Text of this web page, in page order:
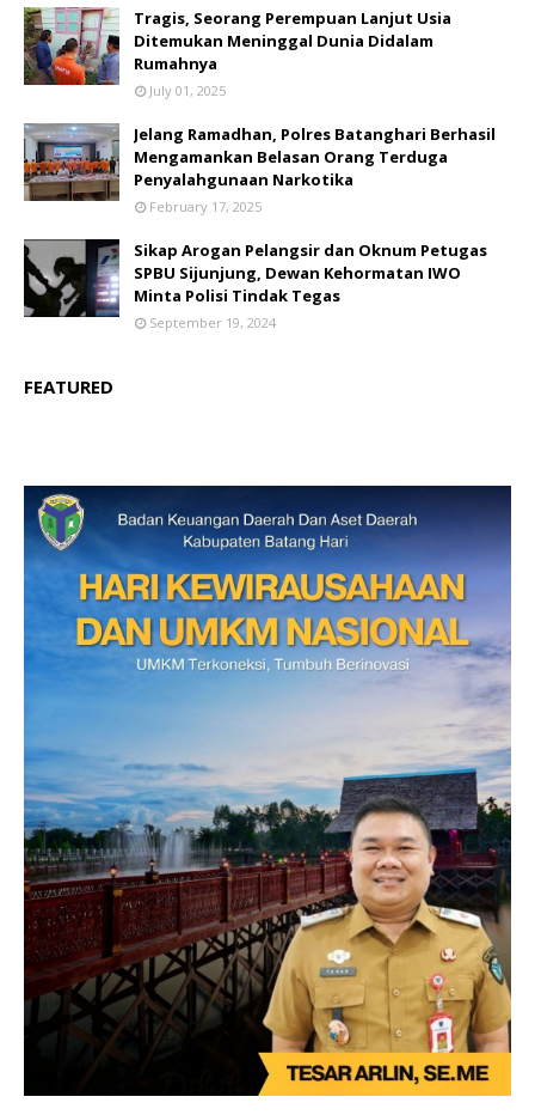
Tragis, Seorang Perempuan Lanjut Usia
Ditemukan Meninggal Dunia Didalam
Rumahnya
July 01, 2025
Jelang Ramadhan, Polres Batanghari Berhasil
Mengamankan Belasan Orang Terduga
Penyalahgunaan Narkotika
February 17, 2025
Sikap Arogan Pelangsir dan Oknum Petugas
SPBU Sijunjung, Dewan Kehormatan IWO
Minta Polisi Tindak Tegas
September 19, 2024
FEATURED